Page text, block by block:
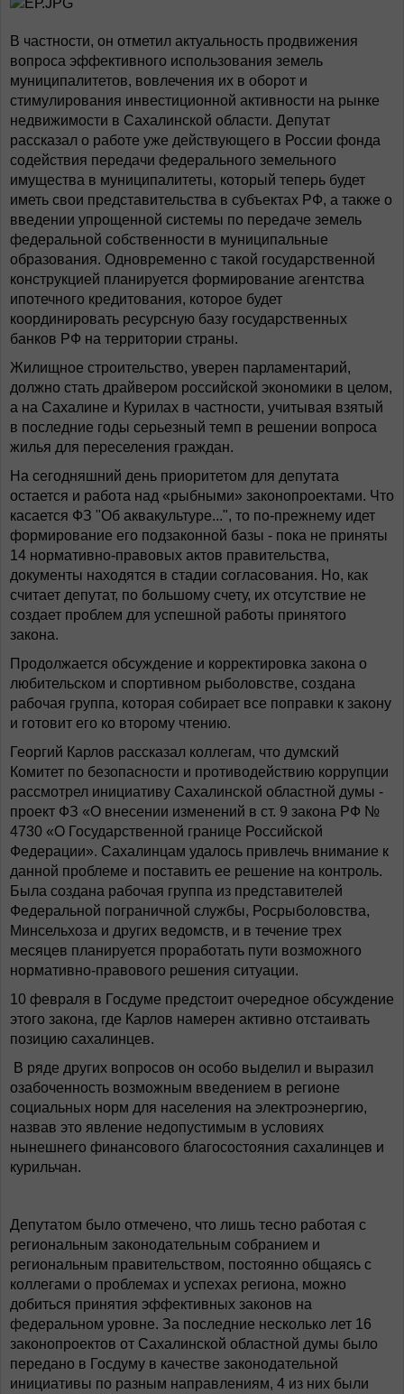
В частности, он отметил актуальность продвижения
вопроса эффективного использования земель
муниципалитетов, вовлечения их в оборот и
стимулирования инвестиционной активности на рынке
недвижимости в Сахалинской области. Депутат
рассказал о работе уже действующего в России фонда
содействия передачи федерального земельного
имущества в муниципалитеты, который теперь будет
иметь свои представительства в субъектах РФ, а также о
введении упрощенной системы по передаче земель
федеральной собственности в муниципальные
образования. Одновременно с такой государственной
конструкцией планируется формирование агентства
ипотечного кредитования, которое будет
координировать ресурсную базу государственных
банков РФ на территории страны.
Жилищное строительство, уверен парламентарий,
должно стать драйвером российской экономики в целом,
а на Сахалине и Курилах в частности, учитывая взятый
в последние годы серьезный темп в решении вопроса
жилья для переселения граждан.
На сегодняшний день приоритетом для депутата
остается и работа над «рыбными» законопроектами. Что
касается ФЗ "Об аквакультуре...", то по-прежнему идет
формирование его подзаконной базы - пока не приняты
14 нормативно-правовых актов правительства,
документы находятся в стадии согласования. Но, как
считает депутат, по большому счету, их отсутствие не
создает проблем для успешной работы принятого
закона.
Продолжается обсуждение и корректировка закона о
любительском и спортивном рыболовстве, создана
рабочая группа, которая собирает все поправки к закону
и готовит его ко второму чтению.
Георгий Карлов рассказал коллегам, что думский
Комитет по безопасности и противодействию коррупции
рассмотрел инициативу Сахалинской областной думы -
проект ФЗ «О внесении изменений в ст. 9 закона РФ №
4730 «О Государственной границе Российской
Федерации». Сахалинцам удалось привлечь внимание к
данной проблеме и поставить ее решение на контроль.
Была создана рабочая группа из представителей
Федеральной пограничной службы, Росрыболовства,
Минсельхоза и других ведомств, и в течение трех
месяцев планируется проработать пути возможного
нормативно-правового решения ситуации.
10 февраля в Госдуме предстоит очередное обсуждение
этого закона, где Карлов намерен активно отстаивать
позицию сахалинцев.
В ряде других вопросов он особо выделил и выразил
озабоченность возможным введением в регионе
социальных норм для населения на электроэнергию,
назвав это явление недопустимым в условиях
нынешнего финансового благосостояния сахалинцев и
курильчан.
Депутатом было отмечено, что лишь тесно работая с
региональным законодательным собранием и
региональным правительством, постоянно общаясь с
коллегами о проблемах и успехах региона, можно
добиться принятия эффективных законов на
федеральном уровне. За последние несколько лет 16
законопроектов от Сахалинской областной думы было
передано в Госдуму в качестве законодательной
инициативы по разным направлениям, 4 из них были